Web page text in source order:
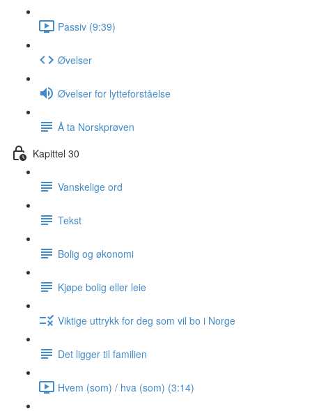
Passiv (9:39)
Øvelser
Øvelser for lytteforståelse
Å ta Norskprøven
Kapittel 30
Vanskelige ord
Tekst
Bolig og økonomi
Kjøpe bolig eller leie
Viktige uttrykk for deg som vil bo i Norge
Det ligger til familien
Hvem (som) / hva (som) (3:14)